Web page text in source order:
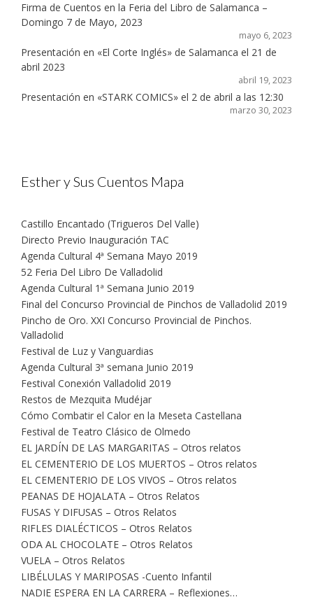
Firma de Cuentos en la Feria del Libro de Salamanca –
Domingo 7 de Mayo, 2023
mayo 6, 2023
Presentación en «El Corte Inglés» de Salamanca el 21 de
abril 2023
abril 19, 2023
Presentación en «STARK COMICS» el 2 de abril a las 12:30
marzo 30, 2023
Esther y Sus Cuentos Mapa
Castillo Encantado (Trigueros Del Valle)
Directo Previo Inauguración TAC
Agenda Cultural 4ª Semana Mayo 2019
52 Feria Del Libro De Valladolid
Agenda Cultural 1ª Semana Junio 2019
Final del Concurso Provincial de Pinchos de Valladolid 2019
Pincho de Oro. XXI Concurso Provincial de Pinchos.
Valladolid
Festival de Luz y Vanguardias
Agenda Cultural 3ª semana Junio 2019
Festival Conexión Valladolid 2019
Restos de Mezquita Mudéjar
Cómo Combatir el Calor en la Meseta Castellana
Festival de Teatro Clásico de Olmedo
EL JARDÍN DE LAS MARGARITAS – Otros relatos
EL CEMENTERIO DE LOS MUERTOS – Otros relatos
EL CEMENTERIO DE LOS VIVOS – Otros relatos
PEANAS DE HOJALATA – Otros Relatos
FUSAS Y DIFUSAS – Otros Relatos
RIFLES DIALÉCTICOS – Otros Relatos
ODA AL CHOCOLATE – Otros Relatos
VUELA – Otros Relatos
LIBÉLULAS Y MARIPOSAS -Cuento Infantil
NADIE ESPERA EN LA CARRERA – Reflexiones…